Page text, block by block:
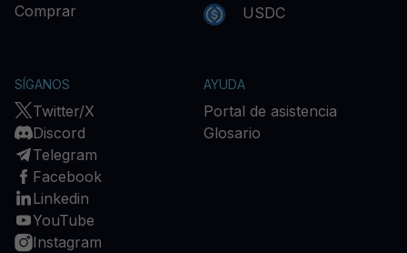
Comprar
USDC
SÍGANOS
Twitter/X
Discord
Telegram
Facebook
Linkedin
YouTube
Instagram
AYUDA
Portal de asistencia
Glosario